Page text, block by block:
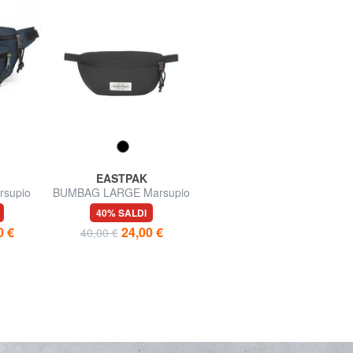
€
EASTPAK
BUMBAG LARGE Marsupio
40% SALDI
40,00 € 24,00 €